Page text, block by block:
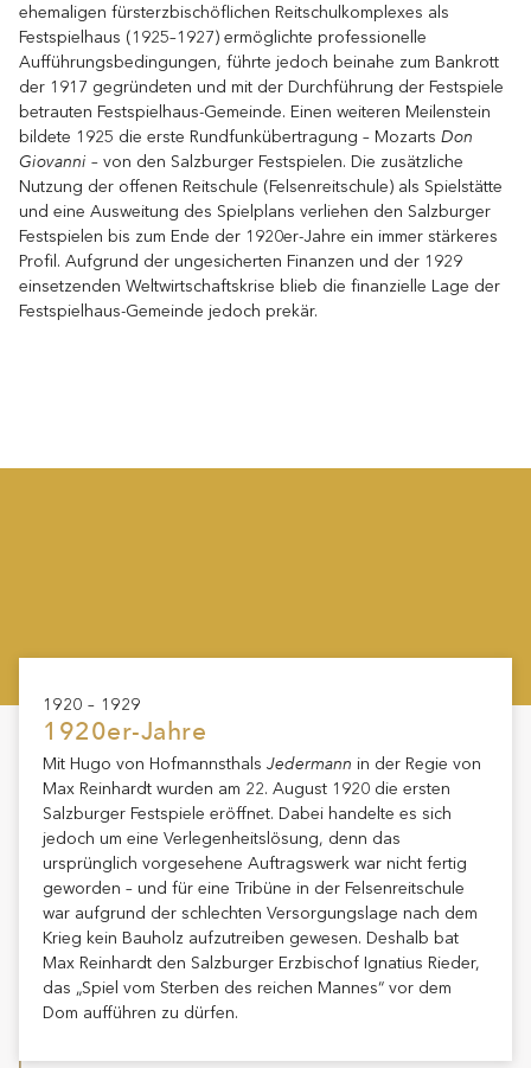
1920 – 1929
1920er-Jahre
Mit Hugo von Hofmannsthals Jedermann in der Regie von
Max Reinhardt wurden am 22. August 1920 die ersten
Salzburger Festspiele eröffnet. Dabei handelte es sich
jedoch um eine Verlegenheitslösung, denn das
ursprünglich vorgesehene Auftragswerk war nicht fertig
geworden – und für eine Tribüne in der Felsenreitschule
war aufgrund der schlechten Versorgungslage nach dem
Krieg kein Bauholz aufzutreiben gewesen. Deshalb bat
Max Reinhardt den Salzburger Erzbischof Ignatius Rieder,
das „Spiel vom Sterben des reichen Mannes“ vor dem
Dom aufführen zu dürfen.
ehemaligen fürsterzbischöf­lichen Reitschulkomplexes als
Festspielhaus (1925–1927) ermöglichte professionelle
Aufführungsbedingungen, führte jedoch beinahe zum Bankrott
der 1917 gegründeten und mit der Durchführung der Festspiele
betrauten Festspielhaus-Gemeinde. ­Einen weiteren Meilenstein
bildete 1925 die erste Rundfunkübertragung – Mozarts Don
Giovanni – von den Salzburger Festspielen. Die zusätzliche
Nutzung der offenen Reitschule (Felsenreitschule) als Spielstätte
und eine Ausweitung des Spielplans verliehen den Salzburger
Festspielen bis zum Ende der 1920er-Jahre ein immer stärkeres
Profil. Aufgrund der ungesicherten Finanzen und der 1929
einsetzenden Weltwirtschaftskrise blieb die finanzielle Lage der
Festspielhaus-Gemeinde jedoch prekär.